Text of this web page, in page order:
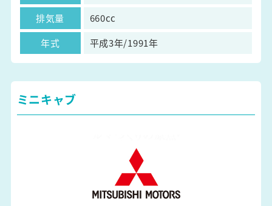
排気量
660cc
年式
平成3年/1991年
ミニキャブ